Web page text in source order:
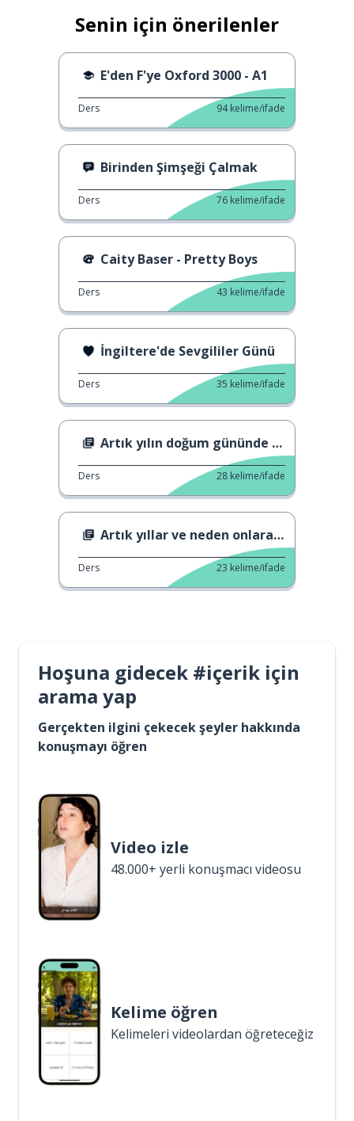
Senin için önerilenler
E'den F'ye Oxford 3000 - A1
Ders 94 kelime/ifade
Birinden Şimşeği Çalmak
Ders 76 kelime/ifade
Caity Baser - Pretty Boys
Ders 43 kelime/ifade
İngiltere'de Sevgililer Günü
Ders 35 kelime/ifade
Artık yılın doğum gününde doğan ikizler.
Ders 28 kelime/ifade
Artık yıllar ve neden onlara ihtiyacımız var
Ders 23 kelime/ifade
Hoşuna gidecek #içerik için
arama yap
Gerçekten ilgini çekecek şeyler hakkında
konuşmayı öğren
Video izle
48.000+ yerli konuşmacı videosu
Kelime öğren
Kelimeleri videolardan öğreteceğiz